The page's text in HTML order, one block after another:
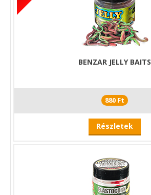
BENZAR JELLY BAITS
880 Ft
Részletek